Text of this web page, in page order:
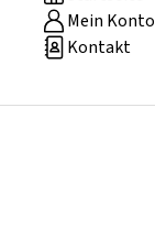
Mein Konto
Kontakt